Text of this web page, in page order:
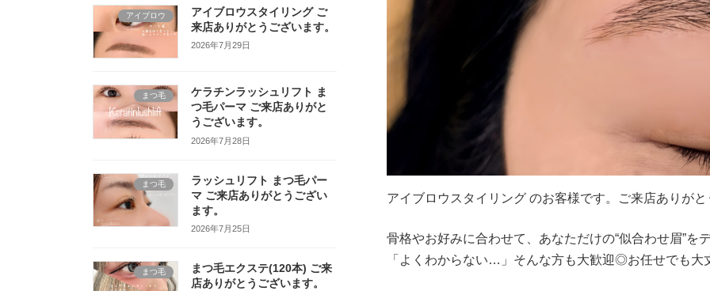
アイブロウスタイリング のお客様です。ご来店ありが
骨格やお好みに合わせて、あなただけの“似合わせ眉”を
「よくわからない…」そんな方も大歓迎◎お任せでも大
アイブロウ
アイブロウスタイリング ご
来店ありがとうございます。
2026年7月29日
まつ毛
ケラチンラッシュリフト ま
つ毛パーマ ご来店ありがと
うございます。
2026年7月28日
まつ毛
ラッシュリフト まつ毛パー
マ ご来店ありがとうござい
ます。
2026年7月25日
まつ毛
まつ毛エクステ(120本) ご来
店ありがとうございます。